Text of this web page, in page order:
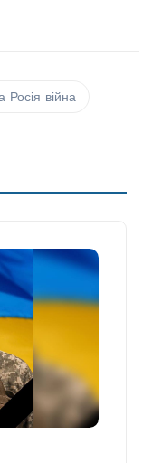
Росія війна